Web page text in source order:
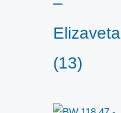
Elizaveta
(13)